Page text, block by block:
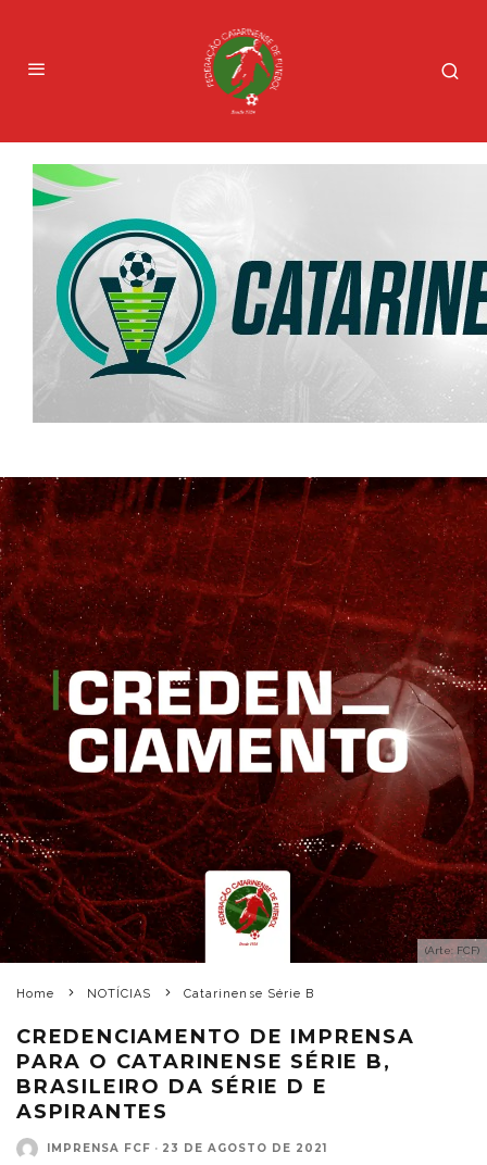
(Arte: FCF)
Home NOTÍCIAS Catarinense Série B
CREDENCIAMENTO DE IMPRENSA
PARA O CATARINENSE SÉRIE B,
BRASILEIRO DA SÉRIE D E
ASPIRANTES
IMPRENSA FCF · 23 DE AGOSTO DE 2021